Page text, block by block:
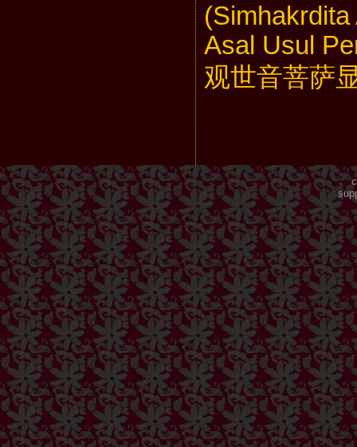
Asal Usul
观世音菩萨